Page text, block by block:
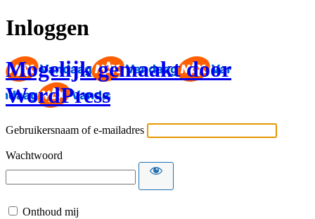
Inloggen
Mogelijk gemaakt door
WordPress
Gebruikersnaam of e-mailadres
Wachtwoord
Onthoud mij